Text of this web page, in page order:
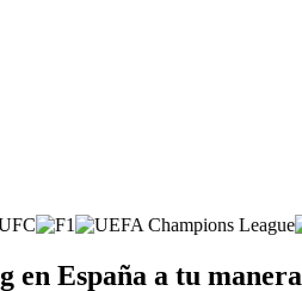
España a tu manera